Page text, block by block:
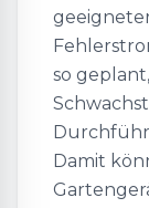
so
Damit